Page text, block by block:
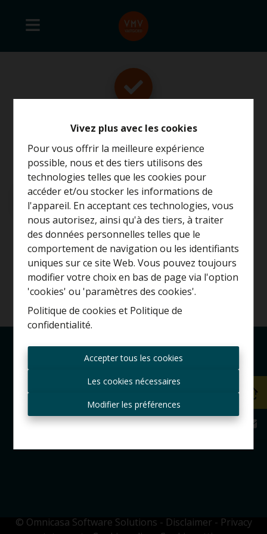
Vivez plus avec les cookies
Pour vous offrir la meilleure expérience
possible, nous et des tiers utilisons des
technologies telles que les cookies pour
accéder et/ou stocker les informations de
l'appareil. En acceptant ces technologies, vous
nous autorisez, ainsi qu'à des tiers, à traiter
des données personnelles telles que le
comportement de navigation ou les identifiants
uniques sur ce site Web. Vous pouvez toujours
modifier votre choix en bas de page via l'option
'cookies' ou 'paramètres des cookies'.
Politique de cookies et Politique de
confidentialité.
Accepter tous les cookies
Les cookies nécessaires
Modifier les préférences
Merci!
Retour à la page précédente Retour à la page d'accueil
© Omnicasa Software Solutions - Disclaimer - Privacy
Curieux de connaître la
valeur de votre maison ?
Estimation gratuite
Toujours être le premier
informé des nouvelles
offres ?
mail